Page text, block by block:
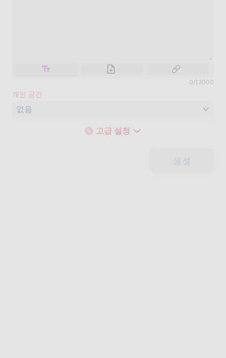
0/12000
개인 공간
없음
고급 설정